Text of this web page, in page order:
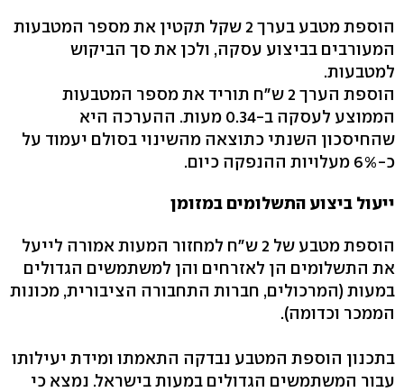
הוספת מטבע בערך 2 שקל תקטין את מספר המטבעות
המעורבים בביצוע עסקה, ולכן את סך הביקוש
למטבעות.
הוספת הערך 2 ש"ח תוריד את מספר המטבעות
הממוצע לעסקה ב-0.34 מעות. ההערכה היא
שהחיסכון השנתי כתוצאה מהשינוי בסולם יעמוד על
כ-6% מעלויות ההנפקה כיום.
ייעול ביצוע התשלומים במזומן
הוספת מטבע של 2 ש"ח למחזור המעות אמורה לייעל
את התשלומים הן לאזרחים והן למשתמשים הגדולים
במעות (המרכולים, חברות התחבורה הציבורית, מכונות
הממכר וכדומה).
בתכנון הוספת המטבע נבדקה התאמתו ומידת יעילותו
עבור המשתמשים הגדולים במעות בישראל. נמצא כי